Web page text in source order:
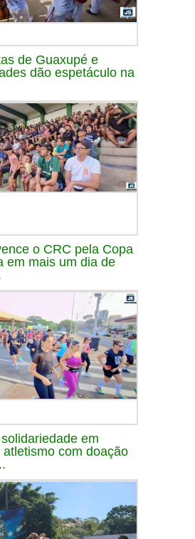
de Guaxupé e
dão espetáculo na
o CRC pela Copa
em mais um dia de
em
com doação